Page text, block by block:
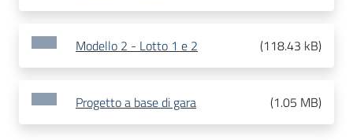
Modello 2 - Lotto 1 e 2 (118.43 kB)
Progetto a base di gara (1.05 MB)